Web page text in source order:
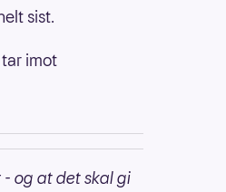
sist.
imot
og at det skal gi